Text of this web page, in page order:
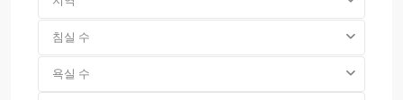
침실 수
욕실 수